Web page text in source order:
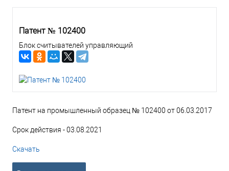
Патент № 102400
Блок считывателей управляющий
Патент на промышленный образец № 102400 от 06.03.2017
Срок действия - 03.08.2021
Скачать